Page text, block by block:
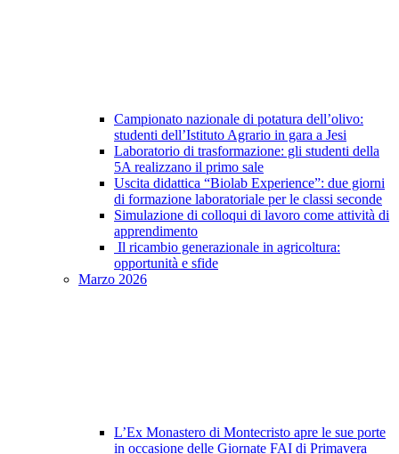
Campionato nazionale di potatura dell’olivo:
studenti dell’Istituto Agrario in gara a Jesi
Laboratorio di trasformazione: gli studenti della
5A realizzano il primo sale
Uscita didattica “Biolab Experience”: due giorni
di formazione laboratoriale per le classi seconde
Simulazione di colloqui di lavoro come attività di
apprendimento
Il ricambio generazionale in agricoltura:
opportunità e sfide
Marzo 2026
L’Ex Monastero di Montecristo apre le sue porte
in occasione delle Giornate FAI di Primavera